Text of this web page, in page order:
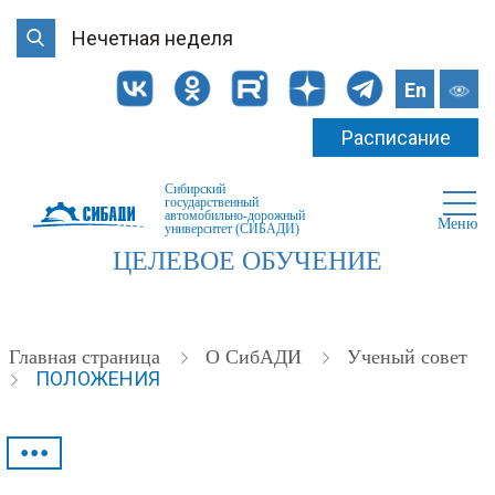
Нечетная неделя
En
Расписание
Сибирский
государственный
автомобильно-дорожный
университет (СИБАДИ)
Меню
ЦЕЛЕВОЕ ОБУЧЕНИЕ
Главная страница О СибАДИ Ученый совет
ПОЛОЖЕНИЯ
•••